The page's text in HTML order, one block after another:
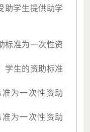
助学生提供助学
标准为一次性资
学生的资助标准
为一次性资助
为一次性资助